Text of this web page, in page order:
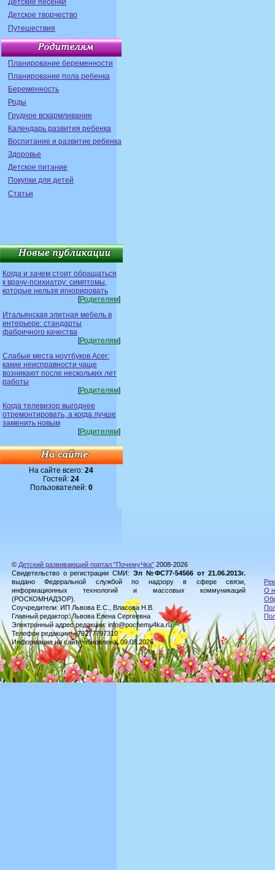
Детские песенки
Детское творчество
Путешествия
Планирование беременности
Планирование пола ребенка
Беременность
Роды
Грудное вскармливание
Календарь развития ребенка
Воспитание и развитие ребенка
Здоровье
Детское питание
Покупки для детей
Статьи
Когда и зачем стоит обращаться
к врачу-психиатру: симптомы,
которые нельзя игнорировать
[Родителям]
Итальянская элитная мебель в
интерьере: стандарты
фабричного качества
[Родителям]
Слабые места ноутбуков Acer:
какие неисправности чаще
возникают после нескольких лет
работы
[Родителям]
Когда телевизор выгоднее
отремонтировать, а когда лучше
заменить новым
[Родителям]
На сайте всего:24
Гостей:24
Пользователей: 0
© Детский развивающий портал "ПочемуЧка" 2008-2026
Свидетельство о регистрации СМИ: Эл №ФС77-54566 от 21.06.2013г.
выдано Федеральной службой по надзору в сфере связи,
информационных технологий и массовых коммуникаций
(РОСКОМНАДЗОР).
Соучредители: ИП Львова Е.С., Власова Н.В.
Главный редактор: Львова Елена Сергеевна
Электронный адрес редакции: info@pochemu4ka.ru
Телефон редакции: +79277797310
Информация на сайте обновлена: 09.08.2026
О